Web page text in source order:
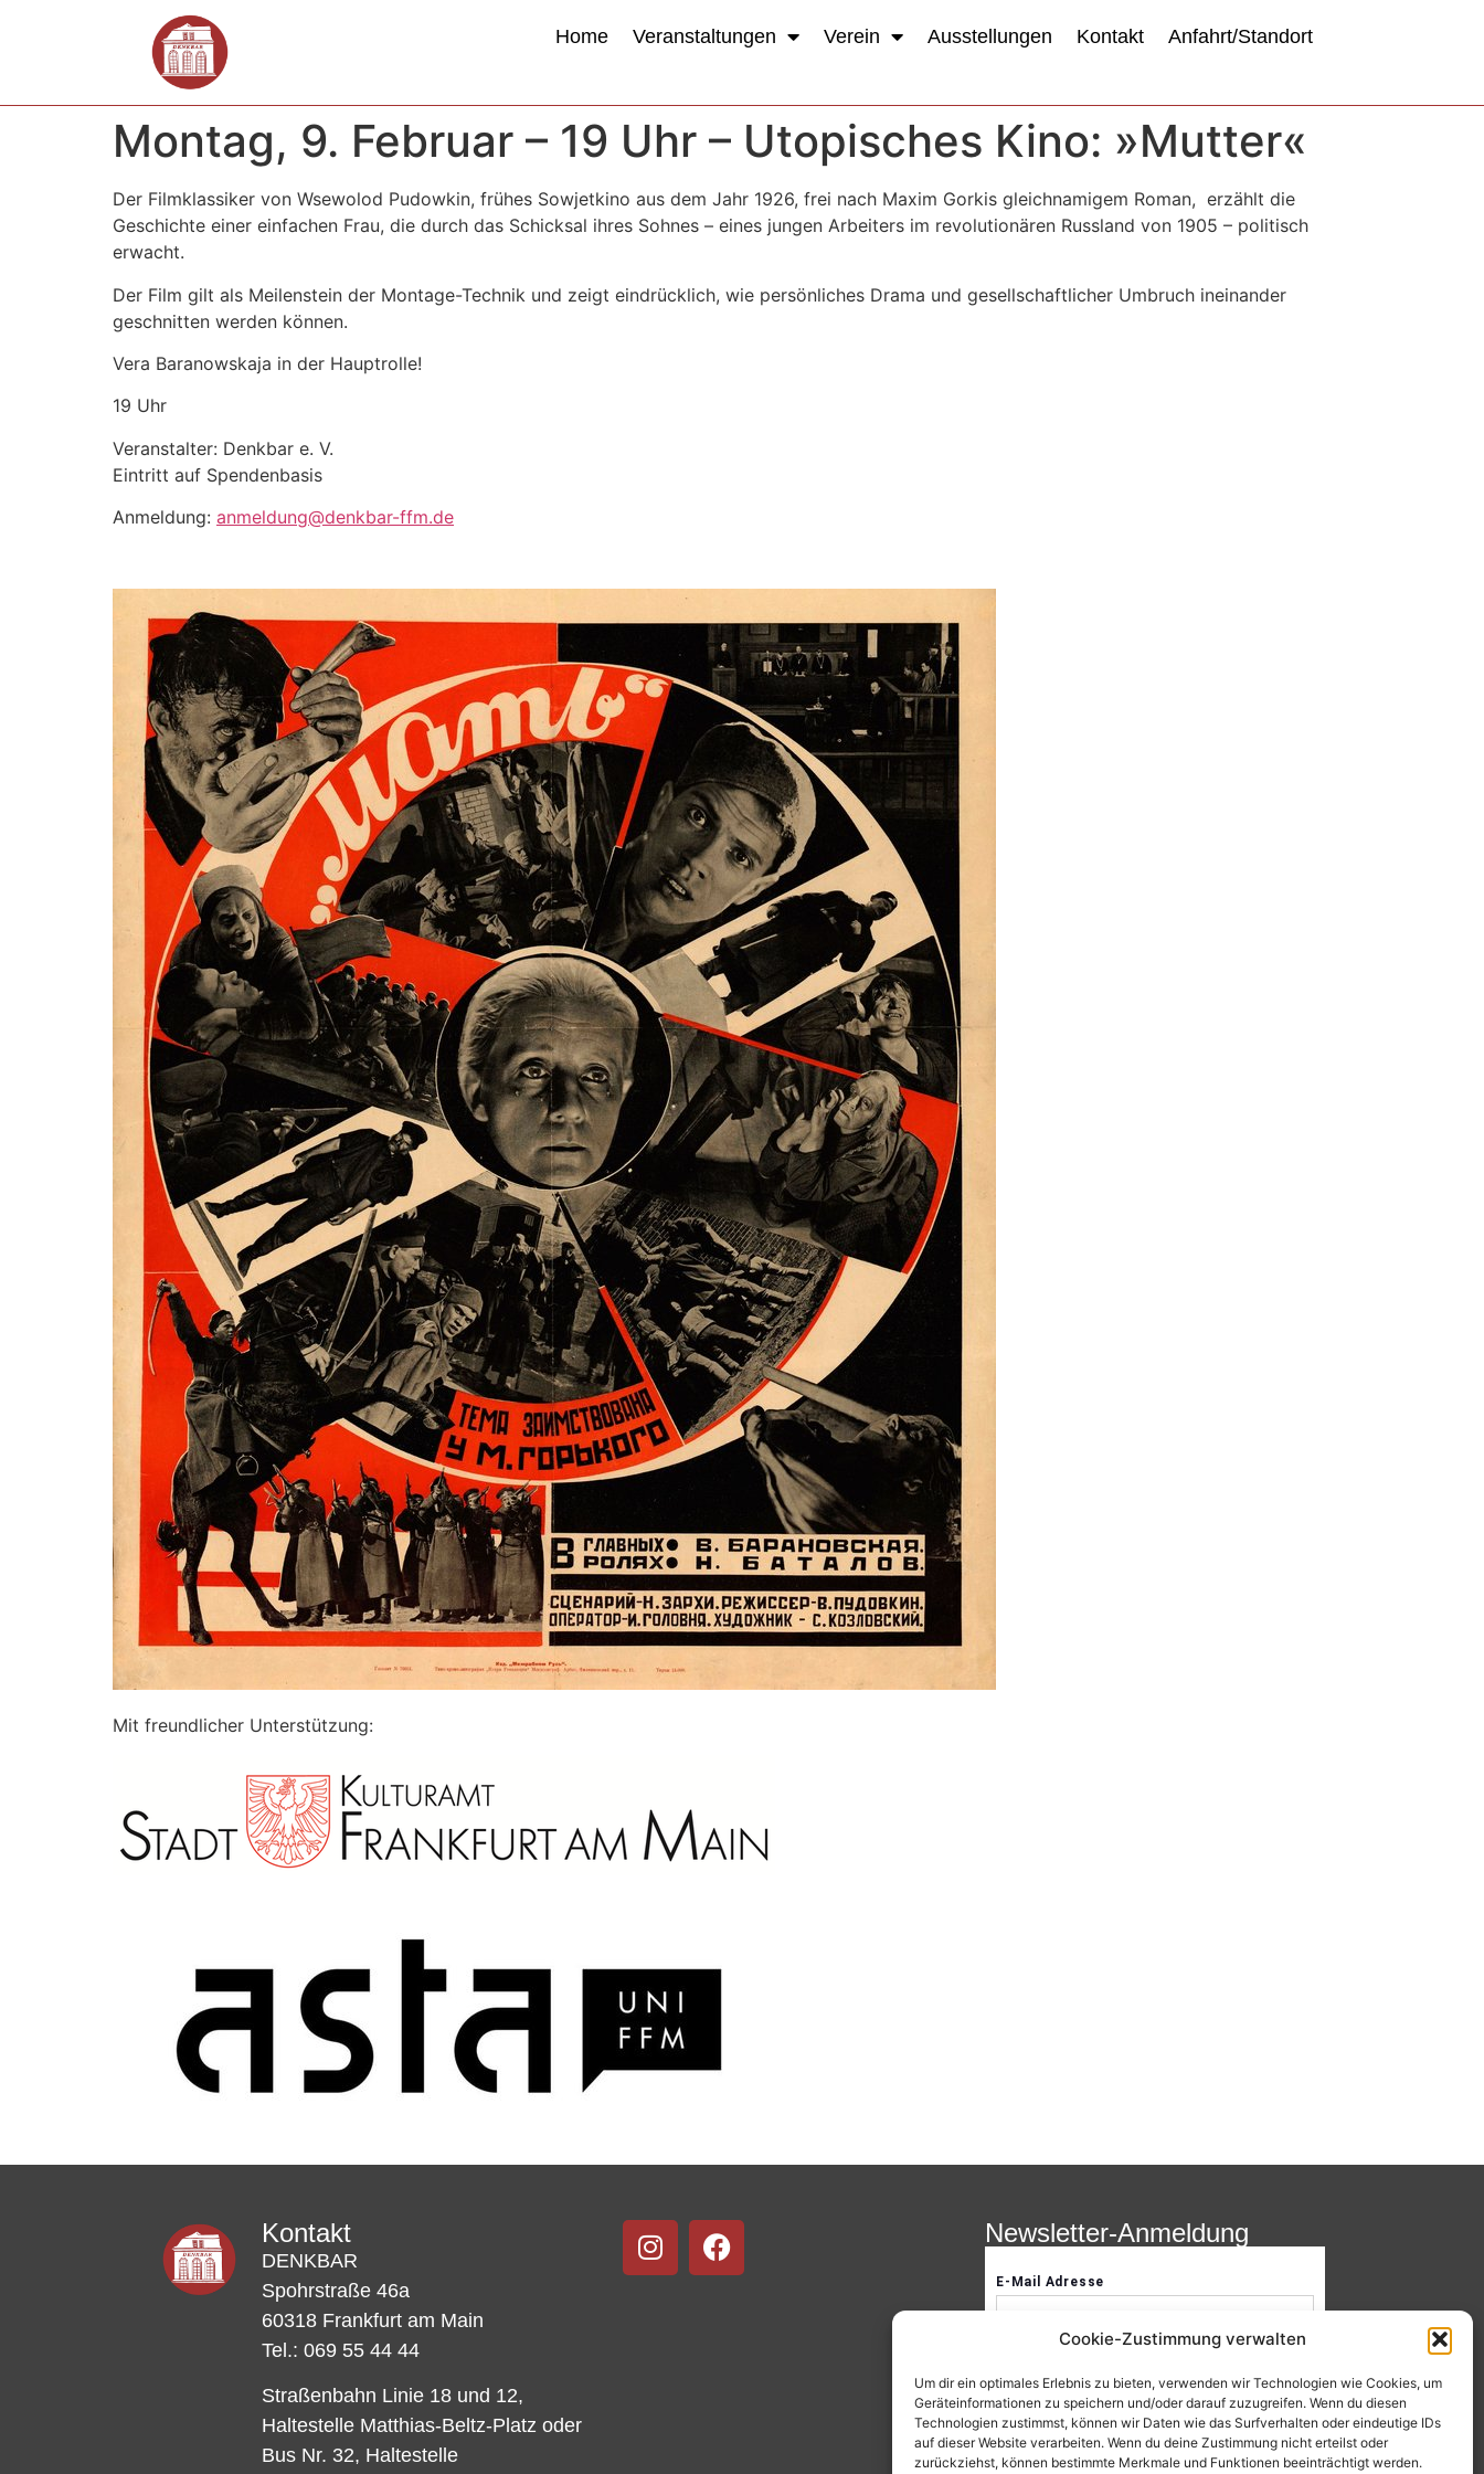
Cookie-Zustimmung verwalten
Um dir ein optimales Erlebnis zu bieten, verwenden wir Technologien wie Cookies, um
Geräteinformationen zu speichern und/oder darauf zuzugreifen. Wenn du diesen
Technologien zustimmst, können wir Daten wie das Surfverhalten oder eindeutige IDs
auf dieser Website verarbeiten. Wenn du deine Zustimmung nicht erteilst oder
zurückziehst, können bestimmte Merkmale und Funktionen beeinträchtigt werden.
Home Veranstaltungen Verein Ausstellungen Kontakt Anfahrt/Standort
Montag, 9. Februar – 19 Uhr – Utopisches Kino: »Mutter«
Der Filmklassiker von Wsewolod Pudowkin, frühes Sowjetkino aus dem Jahr 1926, frei nach Maxim Gorkis gleichnamigem Roman, erzählt die
Geschichte einer einfachen Frau, die durch das Schicksal ihres Sohnes – eines jungen Arbeiters im revolutionären Russland von 1905 – politisch
erwacht.
Der Film gilt als Meilenstein der Montage-Technik und zeigt eindrücklich, wie persönliches Drama und gesellschaftlicher Umbruch ineinander
geschnitten werden können.
Vera Baranowskaja in der Hauptrolle!
19 Uhr
Veranstalter: Denkbar e. V.
Eintritt auf Spendenbasis
Anmeldung: anmeldung@denkbar-ffm.de
Mit freundlicher Unterstützung:
Kontakt
DENKBAR
Spohrstraße 46a
60318 Frankfurt am Main
Tel.: 069 55 44 44
Straßenbahn Linie 18 und 12,
Haltestelle Matthias-Beltz-Platz oder
Bus Nr. 32, Haltestelle
Newsletter-Anmeldung